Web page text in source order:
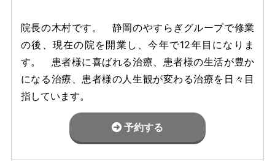
院長の木村です。 静岡のやすらぎグループで修業
の後、現在の院を開業し、今年で12年目になりま
す。 患者様に喜ばれる治療、患者様の生活が豊か
になる治療、患者様の人生観が変わる治療を日々目
指しています。
予約する